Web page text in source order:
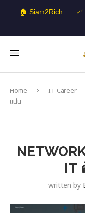
🏠 Siam2Rich 📈
Home IT Career
แน่น
IT
written by